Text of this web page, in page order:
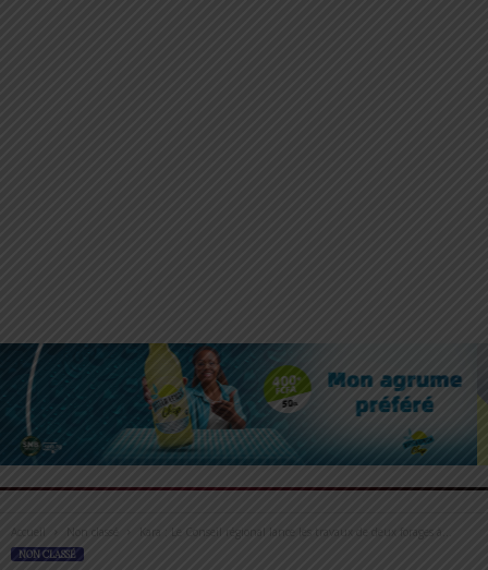
Accueil Kara : Le Conseil régional lance les travaux de deux forages à...
NON CLASSÉ